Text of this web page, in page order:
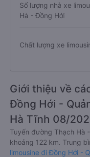
Số lượng nhà xe
Hà - Đồng Hới
Chất lượng xe
Giới thiệu về
Đồng Hới -
Hà Tĩnh 08/
Tuyến đường Thạch Hà
khoảng 122 km. Trung
limousine đi Đồng Hới -